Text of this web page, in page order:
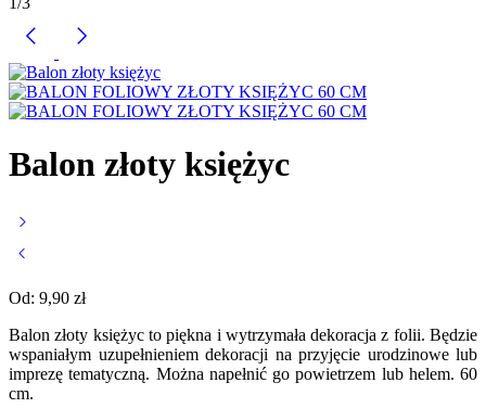
Balon złoty księżyc
Od: 9,90 zł
Balon złoty księżyc to piękna i wytrzymała dekoracja z folii. Będzie
wspaniałym uzupełnieniem dekoracji na przyjęcie urodzinowe lub
imprezę tematyczną. Można napełnić go powietrzem lub helem. 60
cm.